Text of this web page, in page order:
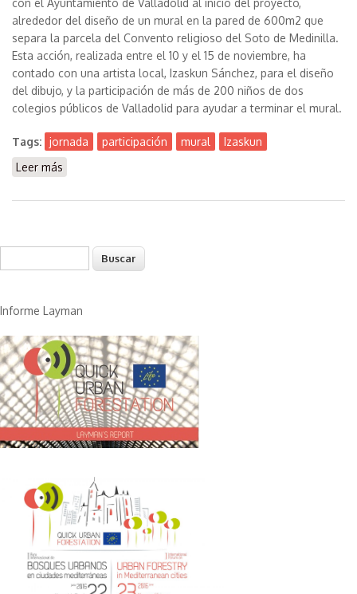
alrededor del diseño de un mural en la pared de 600m2 que
separa la parcela del Convento religioso del Soto de Medinilla.
Esta acción, realizada entre el 10 y el 15 de noviembre, ha
contado con una artista local, Izaskun Sánchez, para el diseño
del dibujo, y la participación de más de 200 niños de dos
colegios públicos de Valladolid para ayudar a terminar el mural.
Tags: jornada participación mural
Izaskun
Leer más
Formulario de búsqueda
Informe Layman